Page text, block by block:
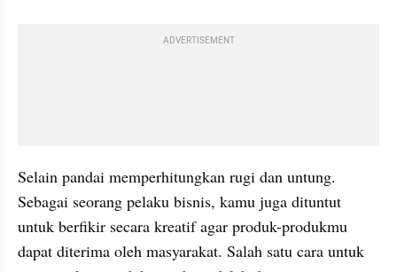
ADVERTISEMENT
Selain pandai memperhitungkan rugi dan untung.
Sebagai seorang pelaku bisnis, kamu juga dituntut
untuk berfikir secara kreatif agar produk-produkmu
dapat diterima oleh masyarakat. Salah satu cara untuk